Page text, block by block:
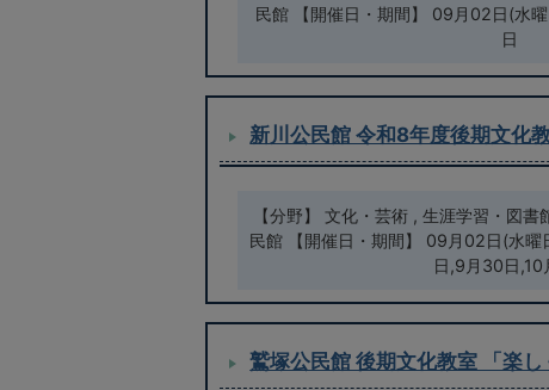
民館 【開催日・期間】 09月02日(水
日
新川公民館 令和8年度後期文化
【分野】 文化・芸術 , 生涯学習・図
民館 【開催日・期間】 09月02日(水
日,9月30日,10
鷲塚公民館 後期文化教室 「楽し